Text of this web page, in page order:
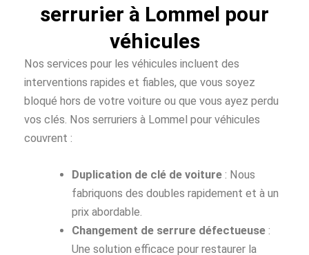
serrurier à Lommel pour
véhicules
Nos services pour les véhicules incluent des
interventions rapides et fiables, que vous soyez
bloqué hors de votre voiture ou que vous ayez perdu
vos clés. Nos serruriers à Lommel pour véhicules
couvrent :
Duplication de clé de voiture : Nous
fabriquons des doubles rapidement et à un
prix abordable.
Changement de serrure défectueuse :
Une solution efficace pour restaurer la